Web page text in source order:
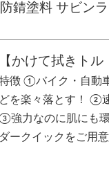
錆塗料 サビン
【かけて拭きト
徴 ①バイク・自動
どを楽々落とす！ ②
強力なのに肌にも
ダークイックをご用